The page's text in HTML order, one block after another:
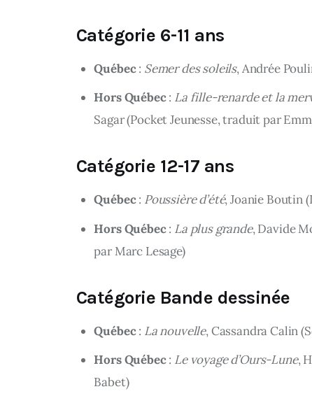
Catégorie 6-11 ans
Québec: Semer des soleils, Andrée
Hors Québec: La fille-renarde et la
Sagar (Pocket Jeunesse, traduit par
Catégorie 12-17 ans
Québec: Poussière d’été, Joanie Boutin
Hors Québec: La plus grande, Davide
par Marc Lesage)
Catégorie Bande dessinée
Québec: La nouvelle, Cassandra Calin
Hors Québec: Le voyage d’Ours-Lune,
Babet)